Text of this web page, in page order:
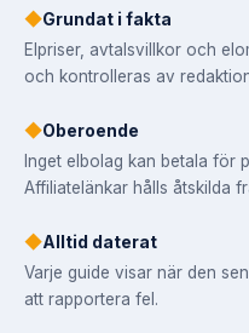
◆Grundat i fakta
Elpriser, avtalsvillkor och
och kontrolleras av
◆Oberoende
Inget elbolag kan betala för
Affiliatelänkar hålls åtskilda
◆Alltid daterat
Varje guide visar när den
att rapportera fel.